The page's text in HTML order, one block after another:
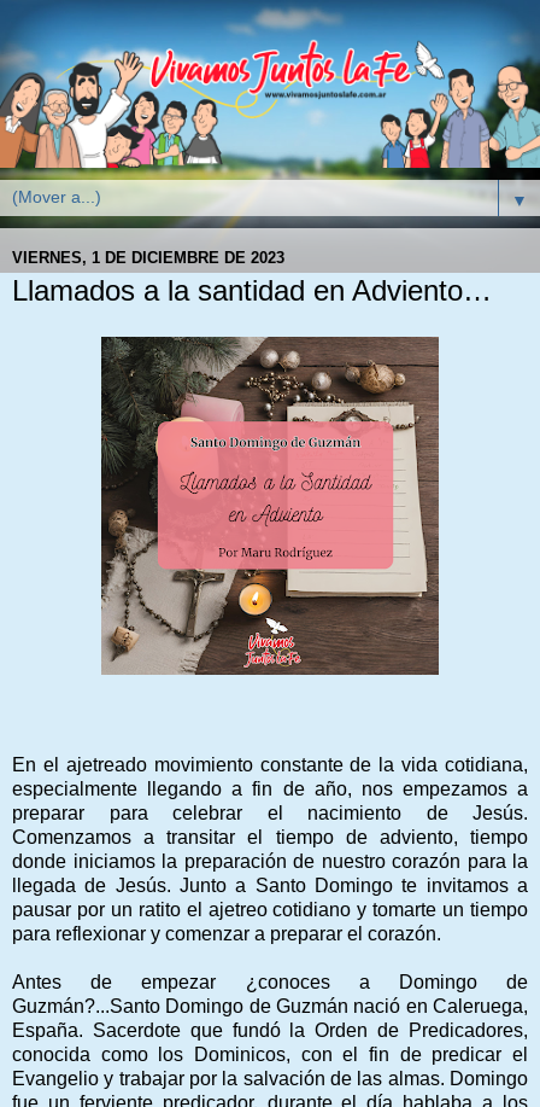
▼
VIERNES, 1 DE DICIEMBRE DE 2023
Llamados a la santidad en Adviento…
En el ajetreado movimiento constante de la vida cotidiana,
especialmente llegando a fin de año, nos empezamos a
preparar para celebrar el nacimiento de Jesús.
Comenzamos a transitar el tiempo de adviento, tiempo
donde iniciamos la preparación de nuestro corazón para la
llegada de Jesús. Junto a Santo Domingo te invitamos a
pausar por un ratito el ajetreo cotidiano y tomarte un tiempo
para reflexionar y comenzar a preparar el corazón.
Antes de empezar ¿conoces a Domingo de
Guzmán?...Santo Domingo de Guzmán nació en Caleruega,
España. Sacerdote que fundó la Orden de Predicadores,
conocida como los Dominicos, con el fin de predicar el
Evangelio y trabajar por la salvación de las almas. Domingo
fue un ferviente predicador, durante el día hablaba a los